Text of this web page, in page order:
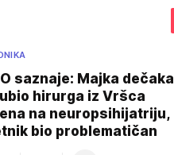
saznaje: Majka dečaka
hirurga iz Vršca
na neuropsihijatriju,
bio problematičan